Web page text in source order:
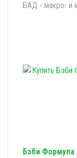
БАД - макро- и
Бэби Формула